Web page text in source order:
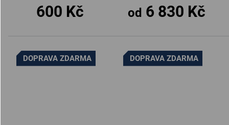
600 Kč od 6 830 Kč
DOPRAVA ZDARMA DOPRAVA ZDARMA